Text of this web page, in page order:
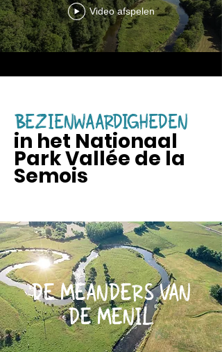
Video afspelen
BEZIENWAARDIGHEDEN
in het Nationaal
Park Vallée de la
Semois
DE MEANDERS VAN
DE MENIL